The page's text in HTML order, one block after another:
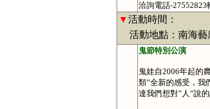
洽詢電話-27552823
▼活動時間：
活動地點：南海藝
鬼節特別公演
鬼娃自2006年起的
類”全新的感受，我
達我們想對”人”說的